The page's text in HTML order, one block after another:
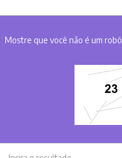
Mostre que você não é um